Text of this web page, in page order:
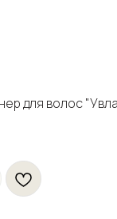
для волос